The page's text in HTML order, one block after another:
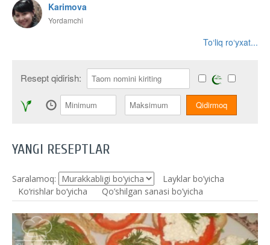
Karimova
Yordamchi
To‘liq ro‘yxat...
Resept qidirish:
YANGI RESEPTLAR
Saralamoq:
Layklar bo’yicha
Ko‘rishlar bo‘yicha
Qo’shilgan sanasi bo’yicha